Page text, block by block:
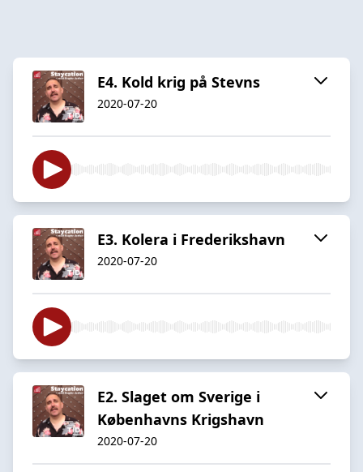
E4. Kold krig på Stevns
2020-07-20
E3. Kolera i Frederikshavn
2020-07-20
E2. Slaget om Sverige i
Københavns Krigshavn
2020-07-20